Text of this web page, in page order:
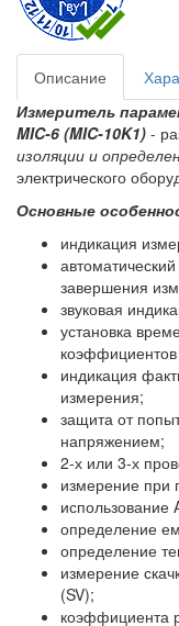
Описание
Измеритель
MIC-6 (MIC-10K1) -
изоляции и
электрического
Основные
индикация
завершения
звуковая
установка
индикация
измерения;
защита от
напряжением;
2-х или 3-х
измерение
определение
определение
измерение
(SV);
коэффициента